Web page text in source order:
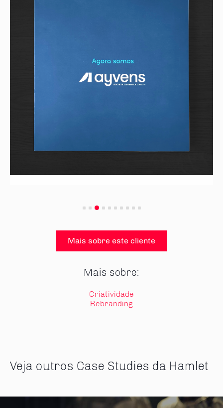
Mais sobre este cliente
Mais sobre:
Criatividade
Rebranding
Veja outros Case Studies da Hamlet